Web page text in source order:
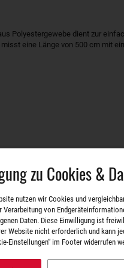
Polyestergewebe dient zur
eine Länge von 500 cm mit
zu Cookies &
nutzen wir Cookies und
Verarbeitung von
Daten. Diese Einwilligung ist
Website nicht erforderlich und kann
Einstellungen“ im Footer widerrufen